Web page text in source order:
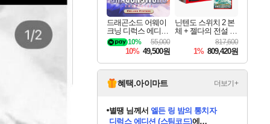
드래곤소드 어웨이
크닝 디럭스 에디션
DragonSword Awake
ning Deluxe Edition
55,000
10%
10% 49,500원
닌텐도 스위치 2 본
체 + 젤다의 전설 티
어스 오브 더 킹덤
닌텐도 스위치 2 에
디션 + 젤다의 전설
브레스 오브 더 와
일드 닌텐도 스위치
2 에디션 번들
817,600
1% 809,420원
혜택.아이마트 더보기+
니코 님께서 (본편포함) 데이브 더
다이버 인 더 정글 번들 (스팀코드)